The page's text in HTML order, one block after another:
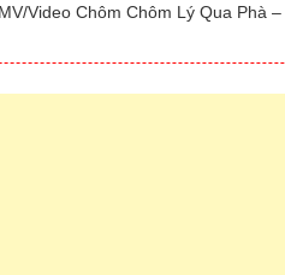
Video Chôm Chôm Lý Qua Phà